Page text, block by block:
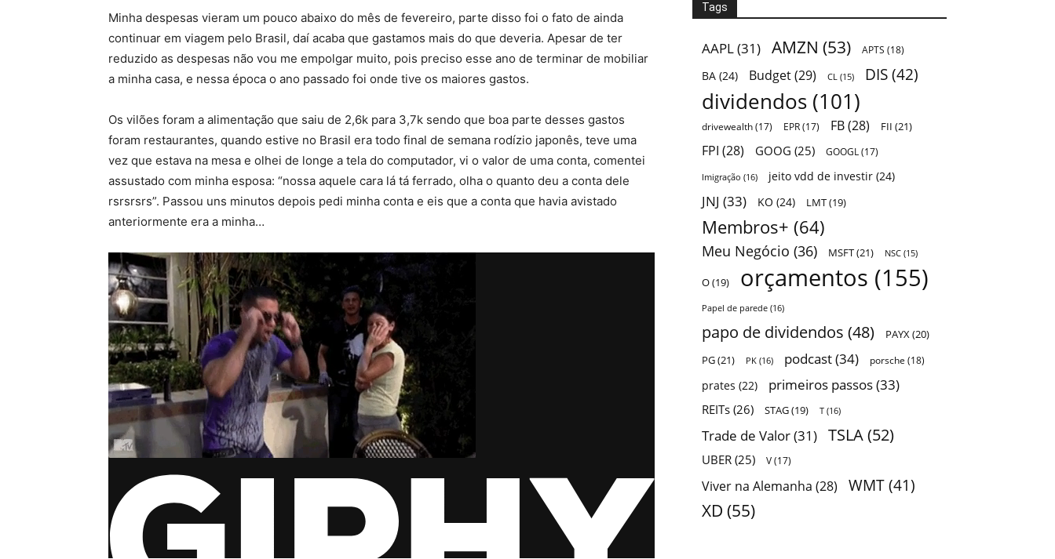
Minha despesas vieram um pouco abaixo do mês de fevereiro, parte disso foi o fato de ainda
continuar em viagem pelo Brasil, daí acaba que gastamos mais do que deveria. Apesar de ter
reduzido as despesas não vou me empolgar muito, pois preciso esse ano de terminar de mobiliar
a minha casa, e nessa época o ano passado foi onde tive os maiores gastos.
Os vilões foram a alimentação que saiu de 2,6k para 3,7k sendo que boa parte desses gastos
foram restaurantes, quando estive no Brasil era todo final de semana rodízio japonês, teve uma
vez que estava na mesa e olhei de longe a tela do computador, vi o valor de uma conta, comentei
assustado com minha esposa: “nossa aquele cara lá tá ferrado, olha o quanto deu a conta dele
rsrsrsrs”. Passou uns minutos depois pedi minha conta e eis que a conta que havia avistado
anteriormente era a minha…
Tags
AAPL(31) AMZN (53) APTS (18)
BA (24) Budget(29) CL (15) DIS (42)
dividendos (101)
drivewealth(17) EPR(17) FB(28) FII (21)
FPI (28) GOOG (25) GOOGL (17)
Imigração (16) jeito vdd de investir (24)
JNJ (33) KO (24) LMT(19)
Membros+ (64)
Meu Negócio (36) MSFT(21) NSC (15)
O(19) orçamentos (155)
Papel de parede (16)
papo de dividendos (48) PAYX(20)
PG(21) PK (16) podcast(34) porsche (18)
prates (22) primeiros passos(33)
REITs (26) STAG(19) T (16)
Trade de Valor(31) TSLA(52)
UBER (25) V(17)
Viver na Alemanha (28) WMT (41)
XD (55)